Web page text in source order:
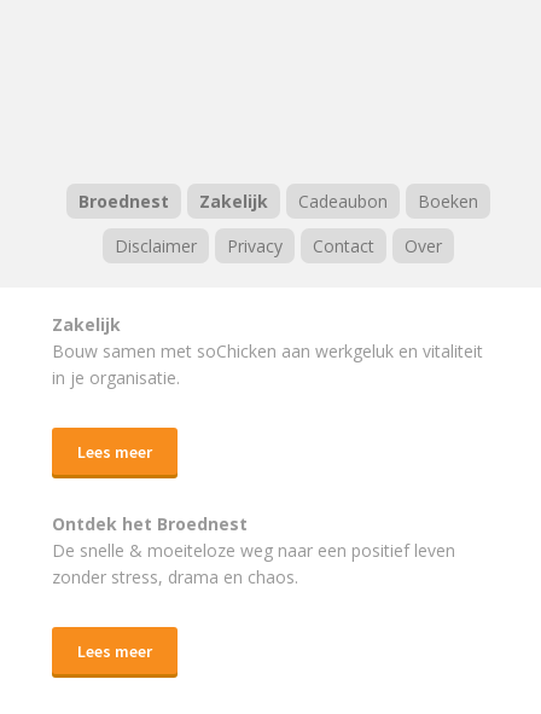
Broednest Zakelijk Cadeaubon
Boeken
Disclaimer
Privacy Contact Over
Zakelijk
Bouw samen met soChicken aan werkgeluk en vitaliteit
in je organisatie.
Lees meer
Ontdek het Broednest
De snelle & moeiteloze weg naar een positief leven
zonder stress, drama en chaos.
Lees meer